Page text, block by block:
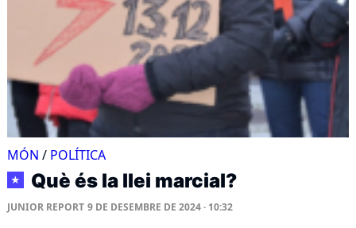
MÓN / POLÍTICA
★ Què és la llei marcial?
JUNIOR REPORT 9 DE DESEMBRE DE 2024 · 10:32